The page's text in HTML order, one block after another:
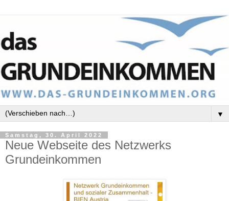
▼
Samstag, 30. April 2022
Neue Webseite des Netzwerks
Grundeinkommen